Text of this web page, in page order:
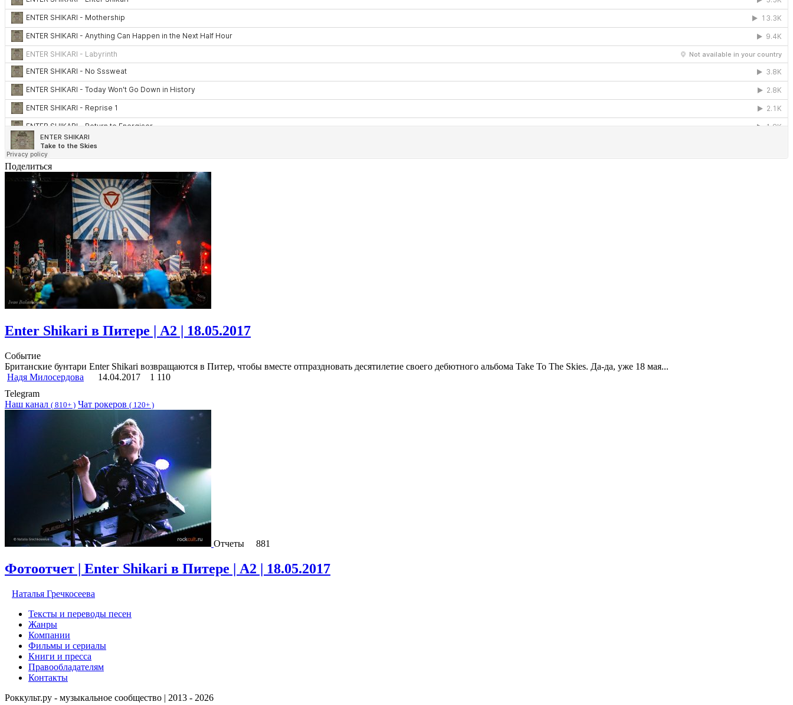
Поделиться
Enter Shikari в Питере | А2 | 18.05.2017
Событие
Британские бунтари Enter Shikari возвращаются в Питер, чтобы вместе отпраздновать десятилетие своего дебютного альбома Take To The Skies. Да-да, уже 18 мая...
Надя Милосердова
14.04.2017
1 110
Telegram
Наш канал ( 810+ ) Чат рокеров ( 120+ )
Отчеты 881
Фотоотчет | Enter Shikari в Питере | А2 | 18.05.2017
Наталья Гречкосеева
Тексты и переводы песен
Жанры
Компании
Фильмы и сериалы
Книги и пресса
Правообладателям
Контакты
Роккульт.ру - музыкальное сообщество | 2013 - 2026